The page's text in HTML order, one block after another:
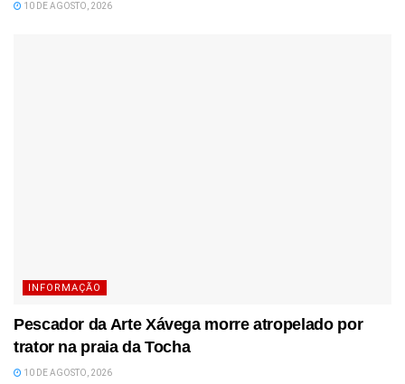
10 DE AGOSTO, 2026
INFORMAÇÃO
Pescador da Arte Xávega morre atropelado por
trator na praia da Tocha
10 DE AGOSTO, 2026